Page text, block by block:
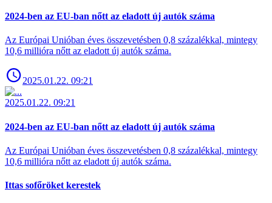
2024-ben az EU-ban nőtt az eladott új autók száma
Az Európai Unióban éves összevetésben 0,8 százalékkal, mintegy
10,6 millióra nőtt az eladott új autók száma.
2025.01.22. 09:21
2025.01.22. 09:21
2024-ben az EU-ban nőtt az eladott új autók száma
Az Európai Unióban éves összevetésben 0,8 százalékkal, mintegy
10,6 millióra nőtt az eladott új autók száma.
Ittas sofőröket kerestek